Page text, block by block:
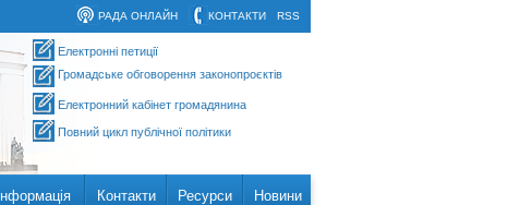
RSS
КОНТАКТИ
РАДА ОНЛАЙН
Електронні петиції
Громадське обговорення законопроєктів
Електронний кабінет громадянина
Повний цикл публічної політики
Інформація Контакти Ресурси Новини